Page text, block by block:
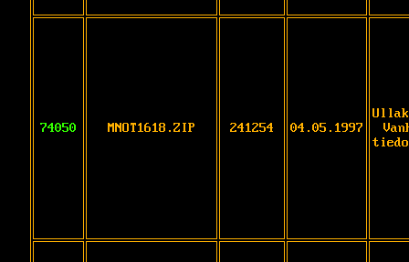
74050 MNOT1618.ZIP 241254 04.05.1997